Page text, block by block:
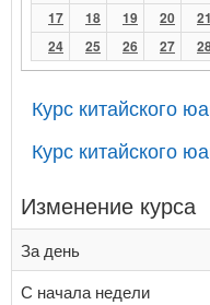
17
18 19 20 21
24
25 26 27
Курс китайского
Курс китайского
Изменение курса
За день
С начала недели